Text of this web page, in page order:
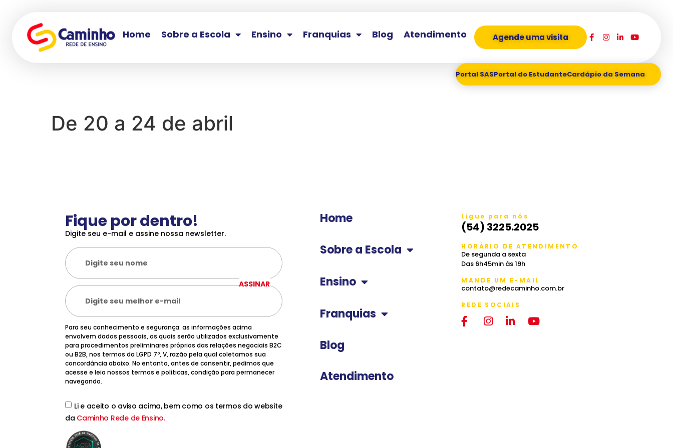
Home Sobre a Escola Ensino Franquias Blog Atendimento Agende uma visita
Portal SASPortal do EstudanteCardápio da Semana
De 20 a 24 de abril
Fique por dentro!
Digite seu e-mail e assine nossa newsletter.
Para seu conhecimento e segurança: as informações acima
envolvem dados pessoais, os quais serão utilizados exclusivamente
para procedimentos preliminares próprios das relações negociais B2C
ou B2B, nos termos da LGPD 7º, V, razão pela qual coletamos sua
concordância abaixo. No entanto, antes de consentir, pedimos que
acesse e leia nossos termos e políticas, condição para permanecer
navegando.
Li e aceito o aviso acima, bem como os termos do website
da Caminho Rede de Ensino.
ASSINAR
Home
Sobre a Escola
Ensino
Franquias
Blog
Atendimento
Ligue para nós
(54) 3225.2025
HORÁRIO DE ATENDIMENTO
De segunda a sexta
Das 6h45min às 19h
MANDE UM E-MAIL
contato@redecaminho.com.br
REDE SOCIAIS